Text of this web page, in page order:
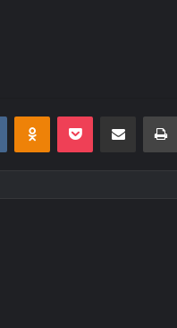
VKontakteOdnoklassniki
Pocket E-Posta ile paylaş